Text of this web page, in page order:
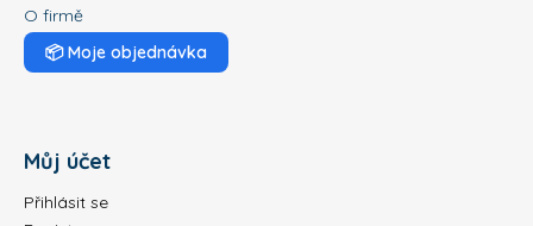
O firmě
📦Moje objednávka
Můj účet
Přihlásit se